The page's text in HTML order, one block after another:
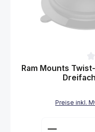
Durchschnittliche
Ram Mounts
Preise inkl.
Produkt